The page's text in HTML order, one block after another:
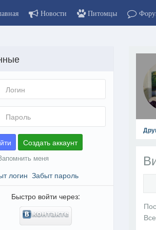
Новости Питомцы
Создать аккаунт
меня
логин Забыт пароль
Быстро войти через: